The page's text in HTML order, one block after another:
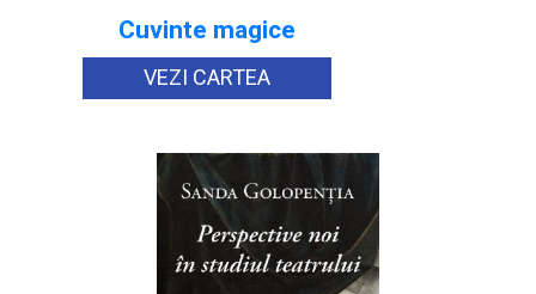
Cuvinte magice
VEZI CARTEA